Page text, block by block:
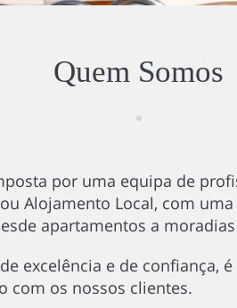
Quem Somos
por uma equipa de
Alojamento Local, com
apartamentos a
excelência e de confiança,
com os nossos clientes.